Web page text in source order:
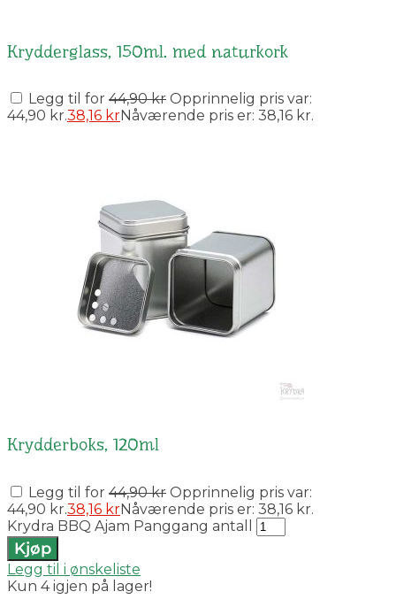
Krydderglass, 150ml. med naturkork
Legg til for 44,90kr Opprinnelig pris var:
44,90 kr.38,16 krNåværende pris er: 38,16 kr.
Krydderboks, 120ml
Legg til for 44,90kr Opprinnelig pris var:
44,90 kr.38,16 krNåværende pris er: 38,16 kr.
Krydra BBQ Ajam Panggang antall
Kjøp
Legg til i ønskeliste
Kun 4 igjen på lager!